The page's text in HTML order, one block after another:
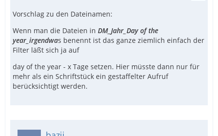
Vorschlag zu den Dateinamen:
Wenn man die Dateien in DM_Jahr_Day of the
year_irgendwas benennt ist das ganze ziemlich einfach der
Filter läßt sich ja auf
day of the year - x Tage setzen. Hier müsste dann nur für
mehr als ein Schriftstück ein gestaffelter Aufruf
berücksichtigt werden.